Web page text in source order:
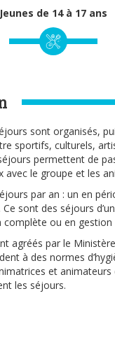
Jeunes de 14 à 17 ans
sont organisés,
sportifs, culturels,
permettent de
avec le groupe et les
par an : un en
sont des séjours
ou en gestion
agréés par le
à des normes
et animateurs
les séjours.